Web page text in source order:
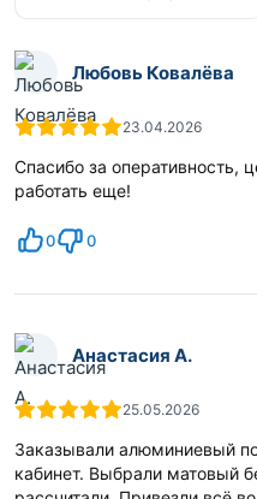
Любовь Ковалёва
23.04.2026
Спасибо за оперативность,
работать еще!
0 0
Анастасия А.
25.05.2026
Заказывали алюминиевый
кабинет. Выбрали матовый